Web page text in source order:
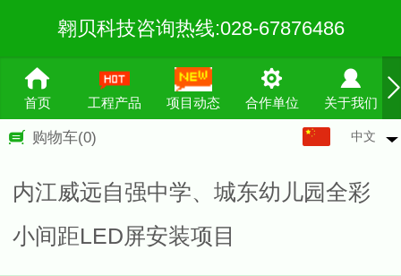
翱贝科技咨询热线:028-67876486
首页 工程产品 项目动态 合作单位 关于我们
购物车(0) 中文
内江威远自强中学、城东幼儿园全彩
小间距LED屏安装项目